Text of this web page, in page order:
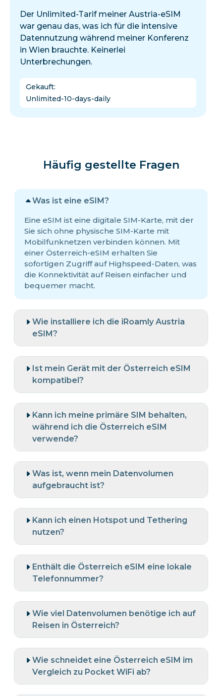
Der Unlimited-Tarif meiner Austria-eSIM
war genau das, was ich für die intensive
Datennutzung während meiner Konferenz
in Wien brauchte. Keinerlei
Unterbrechungen.
Gekauft:
Unlimited-10-days-daily
Häufig gestellte Fragen
Was ist eine eSIM?
Eine eSIM ist eine digitale SIM-Karte, mit der
Sie sich ohne physische SIM-Karte mit
Mobilfunknetzen verbinden können. Mit
einer Österreich-eSIM erhalten Sie
sofortigen Zugriff auf Highspeed-Daten, was
die Konnektivität auf Reisen einfacher und
bequemer macht.
Wie installiere ich die iRoamly Austria
eSIM?
Ist mein Gerät mit der Österreich eSIM
kompatibel?
Kann ich meine primäre SIM behalten,
während ich die Österreich eSIM
verwende?
Was ist, wenn mein Datenvolumen
aufgebraucht ist?
Kann ich einen Hotspot und Tethering
nutzen?
Enthält die Österreich eSIM eine lokale
Telefonnummer?
Wie viel Datenvolumen benötige ich auf
Reisen in Österreich?
Wie schneidet eine Österreich eSIM im
Vergleich zu Pocket WiFi ab?